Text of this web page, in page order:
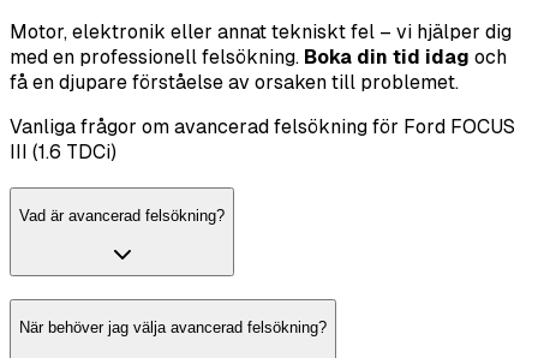
Motor, elektronik eller annat tekniskt fel – vi hjälper dig
med en professionell felsökning. Boka din tid idag och
få en djupare förståelse av orsaken till problemet.
Vanliga frågor om avancerad felsökning för Ford FOCUS
III (1.6 TDCi)
Vad är avancerad felsökning?
När behöver jag välja avancerad felsökning?